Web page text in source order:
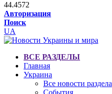
44.4572
Авторизация
Поиск
UA
ВСЕ РАЗДЕЛЫ
Главная
Украина
Все новости раздела
События